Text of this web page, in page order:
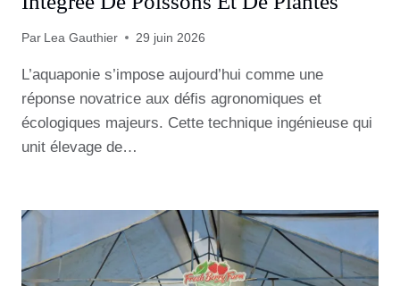
Par Lea Gauthier 29 juin 2026
L’aquaponie s’impose aujourd’hui comme une
réponse novatrice aux défis agronomiques et
écologiques majeurs. Cette technique ingénieuse qui
unit élevage de…